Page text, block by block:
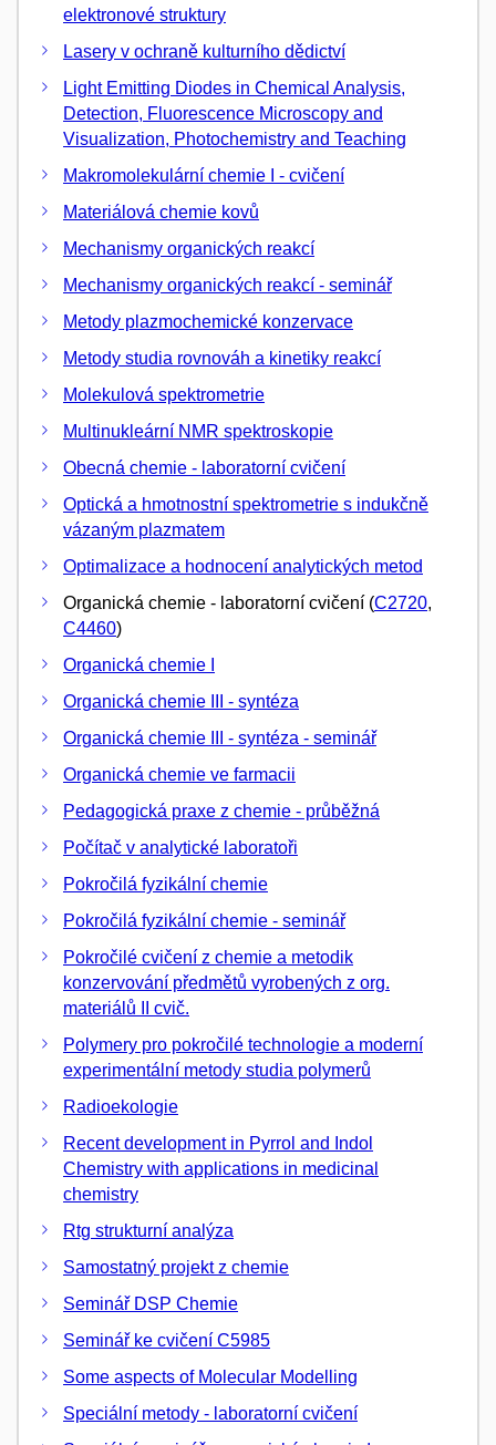
elektronové struktury
Lasery v ochraně kulturního dědictví
Light Emitting Diodes in Chemical Analysis,
Detection, Fluorescence Microscopy and
Visualization, Photochemistry and Teaching
Makromolekulární chemie I - cvičení
Materiálová chemie kovů
Mechanismy organických reakcí
Mechanismy organických reakcí - seminář
Metody plazmochemické konzervace
Metody studia rovnováh a kinetiky reakcí
Molekulová spektrometrie
Multinukleární NMR spektroskopie
Obecná chemie - laboratorní cvičení
Optická a hmotnostní spektrometrie s indukčně
vázaným plazmatem
Optimalizace a hodnocení analytických metod
Organická chemie - laboratorní cvičení (C2720,
C4460)
Organická chemie I
Organická chemie III - syntéza
Organická chemie III - syntéza - seminář
Organická chemie ve farmacii
Pedagogická praxe z chemie - průběžná
Počítač v analytické laboratoři
Pokročilá fyzikální chemie
Pokročilá fyzikální chemie - seminář
Pokročilé cvičení z chemie a metodik
konzervování předmětů vyrobených z org.
materiálů II cvič.
Polymery pro pokročilé technologie a moderní
experimentální metody studia polymerů
Radioekologie
Recent development in Pyrrol and Indol
Chemistry with applications in medicinal
chemistry
Rtg strukturní analýza
Samostatný projekt z chemie
Seminář DSP Chemie
Seminář ke cvičení C5985
Some aspects of Molecular Modelling
Speciální metody - laboratorní cvičení